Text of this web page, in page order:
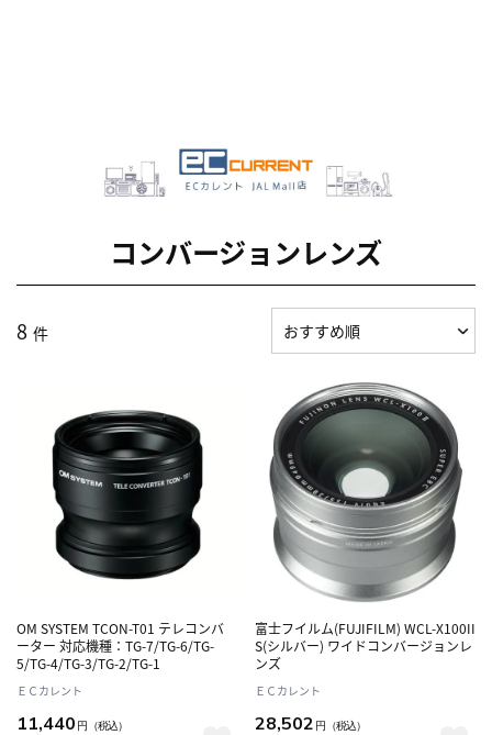
コンバージョンレンズ
8 件
OM SYSTEM TCON-T01 テレコンバ
ーター 対応機種：TG-7/TG-6/TG-
5/TG-4/TG-3/TG-2/TG-1
ＥＣカレント
11,440 円 （税込）
富士フイルム(FUJIFILM) WCL-X100II
S(シルバー) ワイドコンバージョンレ
ンズ
ＥＣカレント
28,502 円 （税込）